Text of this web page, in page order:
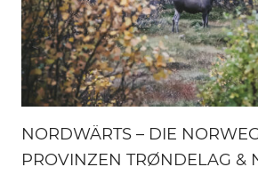
NORDWÄRTS – DIE
PROVINZEN TRØNDELAG &